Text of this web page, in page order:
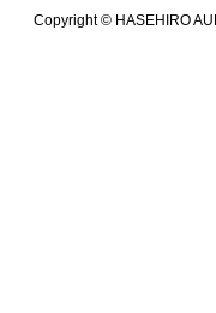
Copyright ©HASEHIRO